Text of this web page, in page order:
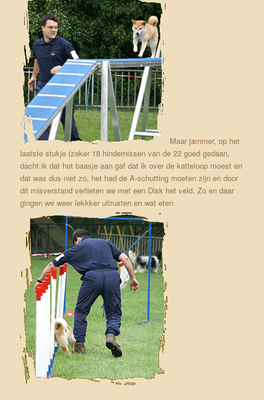
Maar jammer, op het
laatste stukje (zeker 18 hindernissen van de 22 goed gedaan,
dacht ik dat het baasje aan gaf dat ik over de katteloop moest en
dat was dus niet zo, het had de A-schutting moeten zijn en door
dit misverstand verlieten we met een Disk het veld. Zo en daar
gingen we weer lekkker uitrusten en wat eten.